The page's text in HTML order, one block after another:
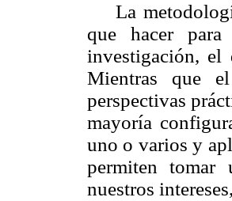
La
que hacer
investigación, el
Mientras que
perspectivas
mayoría
uno o varios y
permiten tomar
nuestros